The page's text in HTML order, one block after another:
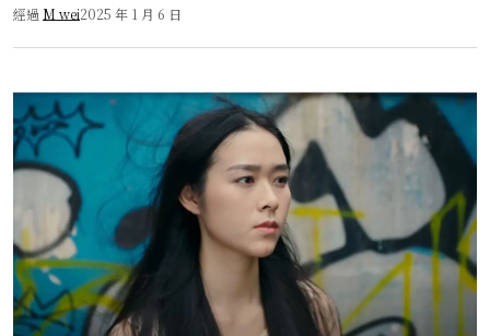
將上映！
經過 M wei2025 年 1 月 6 日